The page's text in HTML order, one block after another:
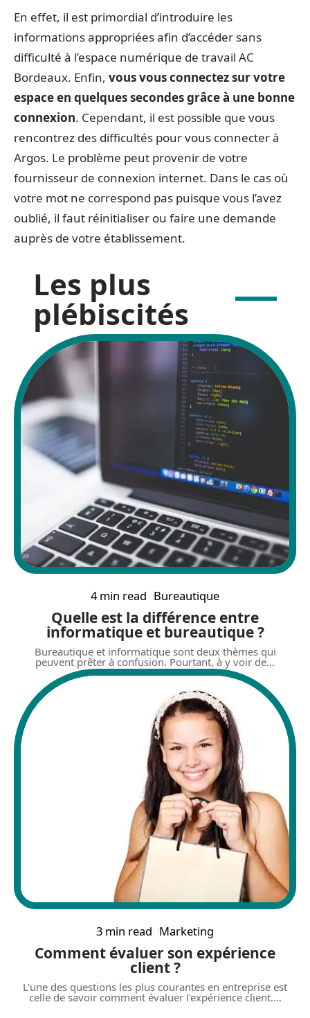
En effet, il est primordial d’introduire les
informations appropriées afin d’accéder sans
difficulté à l’espace numérique de travail AC
Bordeaux. Enfin, vous vousconnectez sur votre
espace en quelques secondes grâce à une bonne
connexion. Cependant, il est possible que vous
rencontrez des difficultés pour vous connecter à
Argos. Le problème peut provenir de votre
fournisseur de connexion internet. Dans le cas où
votre mot ne correspond pas puisque vous l’avez
oublié, il faut réinitialiser ou faire une demande
auprès de votre établissement.
Les plus
plébiscités
4 min read Bureautique
Quelle est la différence entre
informatique et bureautique ?
Bureautique et informatique sont deux thèmes qui
peuvent prêter à confusion. Pourtant, à y voir de…
3 min read Marketing
Comment évaluer son expérience
client ?
L'une des questions les plus courantes en entreprise est
celle de savoir comment évaluer l'expérience client.…